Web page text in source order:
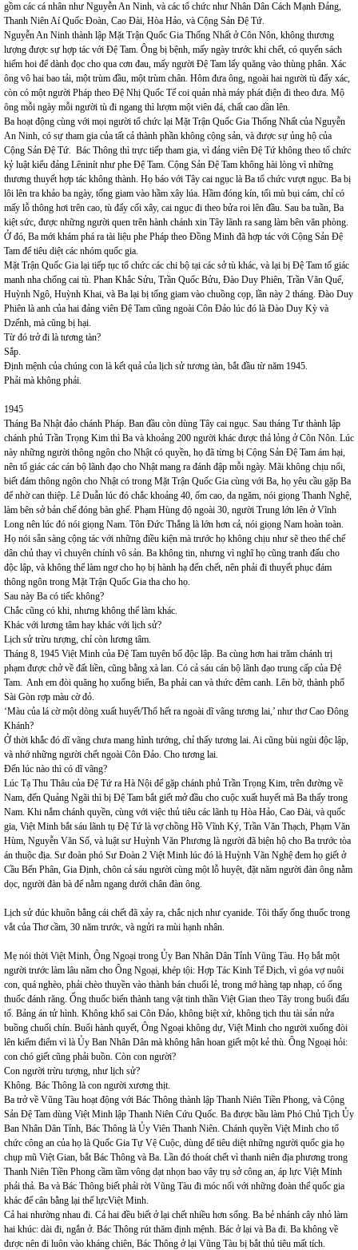
gồm các cá nhân như Nguyễn An Ninh, và các tổ chức như Nhân Dân Cách Mạnh Đảng,
Thanh Niên Aí Quốc Đoàn, Cao Đài, Hòa Hảo, và Cộng Sản Đệ Tứ.
Nguyễn An Ninh thành lập Mặt Trận Quốc Gia Thống Nhất ở Côn Nôn, không thương
lượng được sự hợp tác với Đệ Tam. Ông bị bệnh, mấy ngày trước khi chết, có quyển sách
hiếm hoi để dành đọc cho qua cơn đau, mấy người Đệ Tam lấy quăng vào thùng phân. Xác
ông vô hai bao tải, một trùm đầu, một trùm chân. Hôm đưa ông, ngoài hai người tù đẩy xác,
còn có một người Pháp theo Đệ Nhị Quốc Tế coi quản nhà máy phát điện đi theo đưa. Mộ
ông mỗi ngày mỗi người tù đi ngang thì lượm một viên đá, chất cao dần lên.
Ba hoạt động cùng với mọi người tổ chức lại Mặt Trận Quốc Gia Thống Nhất của Nguyễn
An Ninh, có sự tham gia của tất cả thành phần không cộng sản, và được sự ủng hộ của
Cộng Sản Đệ Tứ. Bác Thông thì trực tiếp tham gia, vì đảng viên Đệ Tứ không theo tổ chức
kỷ luật kiểu đảng Lêninít như phe Đệ Tam. Cộng Sản Đệ Tam không hài lòng vì những
thương thuyết hợp tác không thành. Họ báo với Tây cai ngục là Ba tổ chức vượt ngục. Ba bị
lôi lên tra khảo ba ngày, tống giam vào hầm xây lúa. Hầm đóng kín, tối mù bụi cám, chỉ có
mấy lỗ thông hơi trên cao, tù đẩy cối xây, cai ngục đi theo bửa roi lên đầu. Sau ba tuần, Ba
kiệt sức, được những người quen trên hành chánh xin Tây lãnh ra sang làm bên văn phòng.
Ở đó, Ba mới khám phá ra tài liệu phe Pháp theo Đồng Minh đã hợp tác với Cộng Sản Đệ
Tam để tiêu diệt các nhóm quốc gia.
Mặt Trận Quốc Gia lại tiếp tục tổ chức các chi bộ tại các sở tù khác, và lại bị Đệ Tam tố giác
manh nha chống cai tù. Phan Khắc Sửu, Trần Quốc Bửu, Đào Duy Phiên, Trần Văn Quế,
Huỳnh Ngô, Huỳnh Khai, và Ba lại bị tống giam vào chuồng cọp, lần này 2 tháng. Đào Duy
Phiên là anh của hai đảng viên Đệ Tam cũng ngoài Côn Đảo lúc đó là Đào Duy Kỳ và
Dzếnh, mà cũng bị hại.
Từ đó trở đi là tương tàn?
Sắp.
Định mệnh của chúng con là kết quả của lịch sử tương tàn, bắt đầu từ năm 1945.
Phải mà không phải.
1945
Tháng Ba Nhật đảo chánh Pháp. Ban đầu còn dùng Tây cai ngục. Sau tháng Tư thành lập
chánh phủ Trần Trọng Kim thì Ba và khoảng 200 người khác được thả lỏng ở Côn Nôn. Lúc
này những người thông ngôn cho Nhật có quyền, họ đã từng bị Cộng Sản Đệ Tam ám hại,
nên tố giác các cán bộ lãnh đạo cho Nhật mang ra đánh đập mỗi ngày. Mãi không chịu nổi,
biết đám thông ngôn cho Nhật có trong Mặt Trận Quốc Gia cùng với Ba, họ yêu cầu gặp Ba
để nhờ can thiệp. Lê Duẫn lúc đó chắc khoảng 40, ốm cao, da ngăm, nói giọng Thanh Nghệ,
làm bên sở bản chế đóng bàn ghế. Phạm Hùng độ ngoài 30, người Trung lớn lên ở Vĩnh
Long nên lúc đó nói giọng Nam. Tôn Đức Thắng là lớn hơn cả, nói giọng Nam hoàn toàn.
Họ nói sẵn sàng cộng tác với những điều kiện mà trước họ không chịu như sẽ theo thể chế
dân chủ thay vì chuyên chính vô sản. Ba không tin, nhưng vì nghĩ họ cũng tranh đấu cho
độc lập, và không thể làm ngơ cho họ bị hành hạ đến chết, nên phải đi thuyết phục đám
thông ngôn trong Mặt Trận Quốc Gia tha cho họ.
Sau này Ba có tiếc không?
Chắc cũng có khi, nhưng không thể làm khác.
Khác với lương tâm hay khác với lịch sử?
Lịch sử trừu tượng, chỉ còn lương tâm.
Tháng 8, 1945 Việt Minh của Đệ Tam tuyên bố độc lập. Ba cùng hơn hai trăm chánh trị
phạm được chở về đất liền, cũng bằng xà lan. Có cả sáu cán bộ lãnh đạo trung cấp của Đệ
Tam. Anh em đòi quăng họ xuống biển, Ba phải can và thức đêm canh. Lên bờ, thành phố
Sài Gòn rợp màu cờ đỏ.
‘Màu của lá cờ một dòng xuất huyết/Thổ hết ra ngoài dĩ vãng tương lai,’ như thơ Cao Đông
Khánh?
Ở thời khắc đó dĩ vãng chưa mang hình tướng, chỉ thấy tương lai. Ai cũng bùi ngùi độc lập,
và nhớ những người chết ngoài Côn Đảo. Cho tương lai.
Đến lúc nào thì có dĩ vãng?
Lúc Tạ Thu Thâu của Đệ Tứ ra Hà Nội để gặp chánh phủ Trần Trọng Kim, trên đường về
Nam, đến Quảng Ngãi thì bị Đệ Tam bắt giết mở đầu cho cuộc xuất huyết mà Ba thấy trong
Nam. Khi nắm chánh quyền, cùng với việc thủ tiêu các lãnh tụ Hòa Hảo, Cao Đài, và quốc
gia, Việt Minh bắt sáu lãnh tụ Đệ Tứ là vợ chồng Hồ Vĩnh Ký, Trần Văn Thạch, Phạm Văn
Hùm, Nguyễn Văn Số, và luật sư Huỳnh Văn Phương là người đã biện hộ cho Ba trước tòa
án thuộc địa. Sư đoàn phó Sư Đoàn 2 Việt Minh lúc đó là Huỳnh Văn Nghệ đem họ giết ở
Cầu Bến Phân, Gia Định, chôn cả sáu người cùng một lỗ huyệt, đặt năm người đàn ông nằm
dọc, người đàn bà để nằm ngang dưới chân đàn ông.
Lịch sử đúc khuôn bằng cái chết đã xảy ra, chắc nịch như cyanide. Tôi thấy ống thuốc trong
vắt của Thơ cầm, 30 năm trước, và ngửi ra mùi hạnh nhân.
Mẹ nói thời Việt Minh, Ông Ngoại trong Ủy Ban Nhân Dân Tỉnh Vũng Tàu. Họ bắt một
người trước làm lâu năm cho Ông Ngoại, khép tội: Hợp Tác Kinh Tế Địch, vì góa vợ nuôi
con, quá nghèo, phải chèo thuyền vào thành bán chuối lẻ, trong mớ hàng tạp nhạp, có ống
thuốc đánh răng. Ống thuốc biến thành tang vật tinh thần Việt Gian theo Tây trong buổi đấu
tố. Bảng án tử hình. Không khổ sai Côn Đảo, không biệt xứ, không tịch thu tài sản nửa
buồng chuối chín. Buổi hành quyết, Ông Ngoại không dự, Việt Minh cho người xuống đòi
lên kiểm điểm vì là Ủy Ban Nhân Dân mà không hân hoan giết một kẻ thù. Ông Ngoại hỏi:
con chó giết cũng phải buồn. Còn con người?
Con người trừu tượng, như lịch sử?
Không. Bác Thông là con người xương thịt.
Ba trở về Vũng Tàu hoạt động với Bác Thông thành lập Thanh Niên Tiền Phong, và Cộng
Sản Đệ Tam dùng Việt Minh lập Thanh Niên Cứu Quốc. Ba được bầu làm Phó Chủ Tịch Ủy
Ban Nhân Dân Tỉnh, Bác Thông là Ủy Viên Thanh Niên. Chánh quyền Việt Minh cho tổ
chức công an của họ là Quốc Gia Tự Vệ Cuộc, dùng để tiêu diệt những người quốc gia họ
chụp mũ Việt Gian, bắt Bác Thông và Ba. Lần đó thoát chết vì thanh niên địa phương trong
Thanh Niên Tiền Phong cầm tầm vông dạt nhọn bao vây trụ sở công an, áp lực Việt Minh
phải thả. Ba và Bác Thông biết phải rời Vũng Tàu đi móc nối với những đoàn thể quốc gia
khác để cân bằng lại thế lựcViệt Minh.
Cả hai nhường nhau đi. Cả hai đều biết ở lại chết nhiều hơn sống. Ba bẻ nhánh cây nhỏ làm
hai khúc: dài đi, ngắn ở. Bác Thông rút thăm định mệnh. Bác ở lại và Ba đi. Ba không về
được nên đi luôn vào kháng chiên, Bác Thông ở lại Vũng Tàu bị bắt thủ tiêu mất tích.